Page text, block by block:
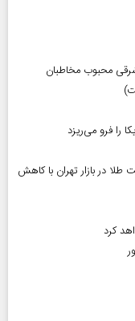
محبوب مخاطبان
را فرو می‌ریزد
۱۱ مرداد ۱۴۰۵ | افت قیمت طلا در بازار تهران با کاهش
کرد